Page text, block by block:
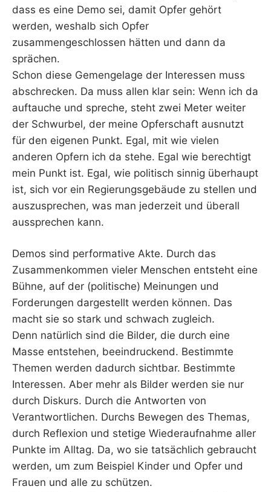
dass es eine Demo sei, damit Opfer gehört
werden, weshalb sich Opfer
zusammengeschlossen hätten und dann da
sprächen.
Schon diese Gemengelage der Interessen muss
abschrecken. Da muss allen klar sein: Wenn ich da
auftauche und spreche, steht zwei Meter weiter
der Schwurbel, der meine Opferschaft ausnutzt
für den eigenen Punkt. Egal, mit wie vielen
anderen Opfern ich da stehe. Egal wie berechtigt
mein Punkt ist. Egal, wie politisch sinnig überhaupt
ist, sich vor ein Regierungsgebäude zu stellen und
auszusprechen, was man jederzeit und überall
aussprechen kann.
Demos sind performative Akte. Durch das
Zusammenkommen vieler Menschen entsteht eine
Bühne, auf der (politische) Meinungen und
Forderungen dargestellt werden können. Das
macht sie so stark und schwach zugleich.
Denn natürlich sind die Bilder, die durch eine
Masse entstehen, beeindruckend. Bestimmte
Themen werden dadurch sichtbar. Bestimmte
Interessen. Aber mehr als Bilder werden sie nur
durch Diskurs. Durch die Antworten von
Verantwortlichen. Durchs Bewegen des Themas,
durch Reflexion und stetige Wiederaufnahme aller
Punkte im Alltag. Da, wo sie tatsächlich gebraucht
werden, um zum Beispiel Kinder und Opfer und
Frauen und alle zu schützen.